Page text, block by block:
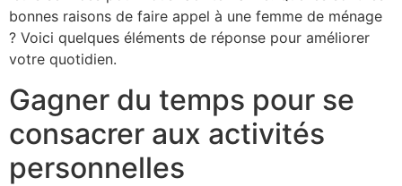
bonnes raisons de faire appel à une femme de ménage
? Voici quelques éléments de réponse pour améliorer
votre quotidien.
Gagner du temps pour se
consacrer aux activités
personnelles